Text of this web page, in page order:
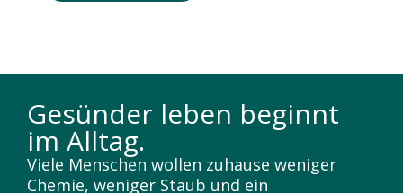
Gesünder leben beginnt
im Alltag.
Viele Menschen wollen zuhause weniger
Chemie, weniger Staub und ein